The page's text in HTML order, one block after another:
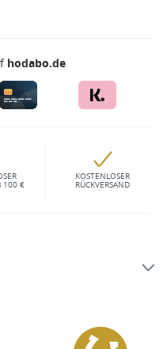
hodabo.de
100 €
KOSTENLOSER
RÜCKVERSAND